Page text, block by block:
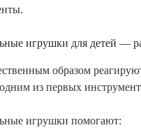
игрушки для детей —
образом
одним из первых
игрушки помогают: